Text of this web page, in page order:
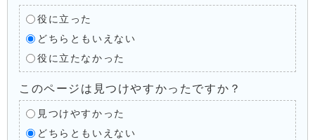
役に立った
どちらともいえない
役に立たなかった
このページは見つけやすかったですか？
見つけやすかった
どちらともいえない